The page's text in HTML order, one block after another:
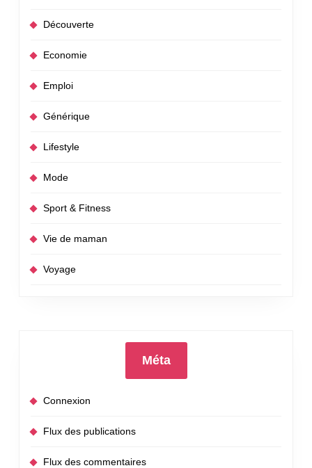
Découverte
Economie
Emploi
Générique
Lifestyle
Mode
Sport & Fitness
Vie de maman
Voyage
Méta
Connexion
Flux des publications
Flux des commentaires